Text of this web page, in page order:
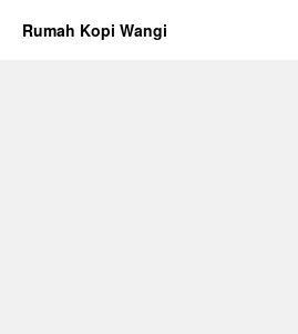
Rumah Kopi Wangi